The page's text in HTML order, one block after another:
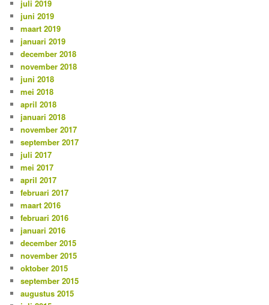
juli 2019
juni 2019
maart 2019
januari 2019
december 2018
november 2018
juni 2018
mei 2018
april 2018
januari 2018
november 2017
september 2017
juli 2017
mei 2017
april 2017
februari 2017
maart 2016
februari 2016
januari 2016
december 2015
november 2015
oktober 2015
september 2015
augustus 2015